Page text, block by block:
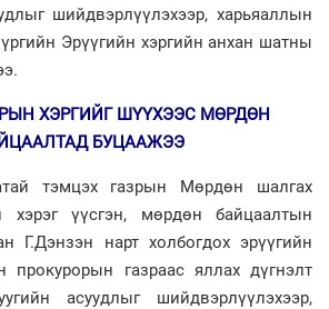
шийдвэрлүүлэхээр, харьяаллын
Эрүүгийн хэргийн анхан шатны
ХЭРГИЙГ ШҮҮХЭЭС МӨРДӨН
БУЦААЖЭЭ
тэмцэх газрын Мөрдөн шалгах
хэрэг үүсгэн, мөрдөн байцаалтын
Г.Дэнзэн нарт холбогдох эрүүгийн
прокурорын газраас яллах дүгнэлт
асуудлыг шийдвэрлүүлэхээр,